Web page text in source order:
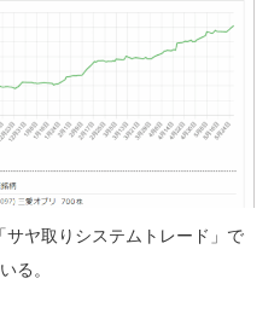
ヤ取りシステムトレード」で
る。